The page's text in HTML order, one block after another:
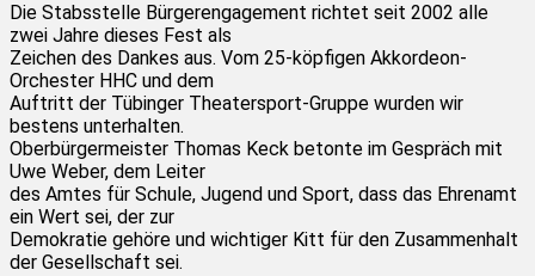
Die Stabsstelle Bürgerengagement richtet seit 2002 alle
zwei Jahre dieses Fest als
Zeichen des Dankes aus. Vom 25-köpfigen Akkordeon-
Orchester HHC und dem
Auftritt der Tübinger Theatersport-Gruppe wurden wir
bestens unterhalten.
Oberbürgermeister Thomas Keck betonte im Gespräch mit
Uwe Weber, dem Leiter
des Amtes für Schule, Jugend und Sport, dass das Ehrenamt
ein Wert sei, der zur
Demokratie gehöre und wichtiger Kitt für den Zusammenhalt
der Gesellschaft sei.